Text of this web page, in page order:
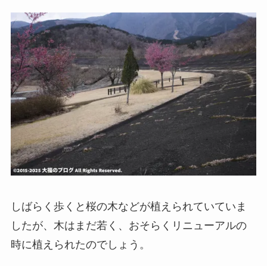
しばらく歩くと桜の木などが植えられていていま
したが、木はまだ若く、おそらくリニューアルの
時に植えられたのでしょう。